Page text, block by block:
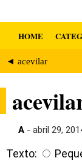
HOME
◄ acevilar
A - abril 29,
Texto: